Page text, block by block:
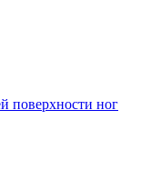
поверхности ног